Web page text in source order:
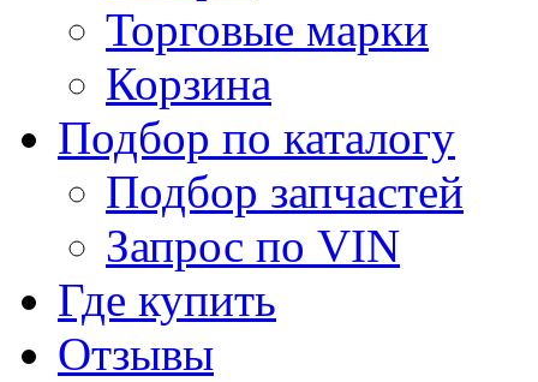
Торговые марки
Корзина
Подбор по каталогу
Подбор запчастей
Запрос по VIN
Где купить
Отзывы